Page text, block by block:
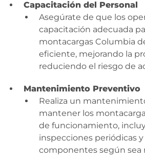
Capacitación del Personal
Asegúrate de que los
capacitación adecuada
montacargas Columbia
eficiente, mejorando la
reduciendo el riesgo de
Mantenimiento Preventivo
Realiza un
mantener los
de funcionamiento,
inspecciones periódicas
componentes según sea